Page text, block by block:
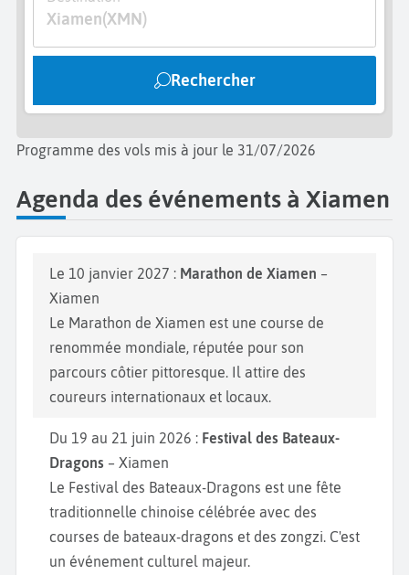
Xiamen(XMN)
Rechercher
Programme des vols mis à jour le 31/07/2026
Agenda des événements à Xiamen
Le 10 janvier 2027 : Marathon de Xiamen –
Xiamen
Le Marathon de Xiamen est une course de
renommée mondiale, réputée pour son
parcours côtier pittoresque. Il attire des
coureurs internationaux et locaux.
Du 19 au 21 juin 2026 : Festival des Bateaux-
Dragons – Xiamen
Le Festival des Bateaux-Dragons est une fête
traditionnelle chinoise célébrée avec des
courses de bateaux-dragons et des zongzi. C'est
un événement culturel majeur.